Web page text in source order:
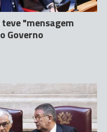
teve "mensagem
Governo